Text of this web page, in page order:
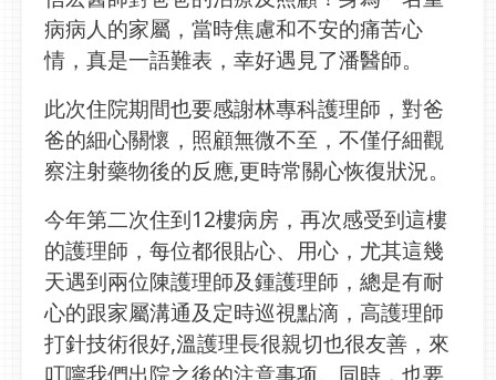
病病人的家屬，當時焦慮和不安的痛苦心
情，真是一語難表，幸好遇見了潘醫師。
此次住院期間也要感謝林專科護理師，對爸
爸的細心關懷，照顧無微不至，不僅仔細觀
察注射藥物後的反應,更時常關心恢復狀況。
今年第二次住到12樓病房，再次感受到這樓
的護理師，每位都很貼心、用心，尤其這幾
天遇到兩位陳護理師及鍾護理師，總是有耐
心的跟家屬溝通及定時巡視點滴，高護理師
打針技術很好,溫護理長很親切也很友善，來
叮嚀我們出院之後的注意事项。同時，也要